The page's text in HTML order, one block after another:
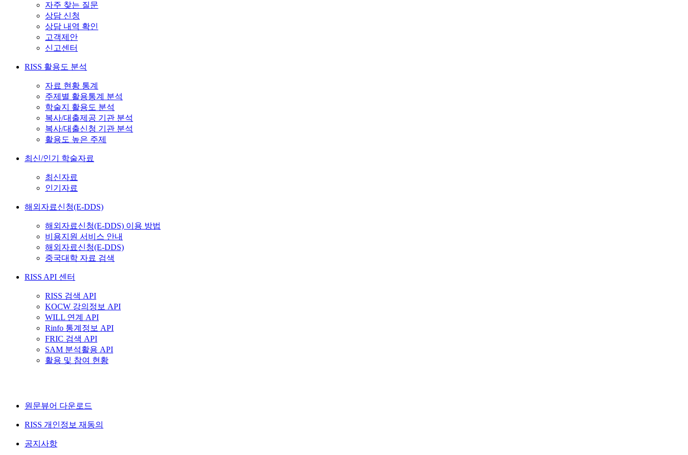
자주 찾는 질문
상담 신청
상담 내역 확인
고객제안
신고센터
RISS 활용도 분석
자료 현황 통계
주제별 활용통계 분석
학술지 활용도 분석
복사/대출제공 기관 분석
복사/대출신청 기관 분석
활용도 높은 주제
최신/인기 학술자료
최신자료
인기자료
해외자료신청(E-DDS)
해외자료신청(E-DDS) 이용 방법
비용지원 서비스 안내
해외자료신청(E-DDS)
중국대학 자료 검색
RISS API 센터
RISS 검색 API
KOCW 강의정보 API
WILL 연계 API
Rinfo 통계정보 API
FRIC 검색 API
SAM 분석활용 API
활용 및 참여 현황
원문뷰어 다운로드
RISS 개인정보 재동의
공지사항